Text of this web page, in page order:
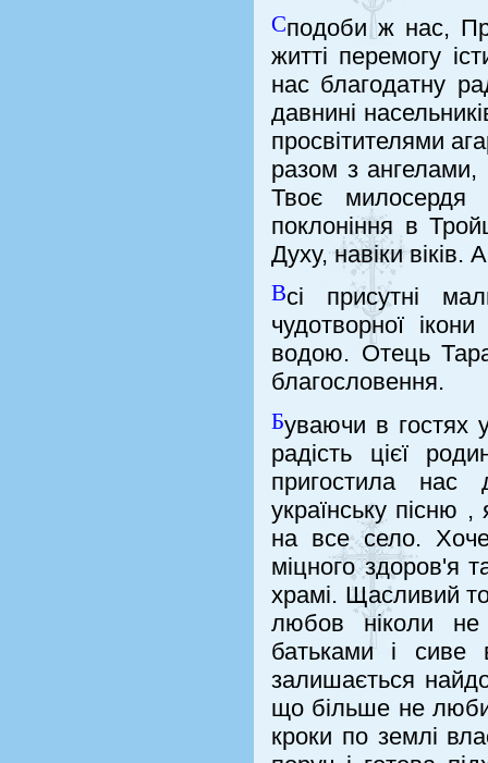
Сподоби ж нас,
житті перемогу
нас благодатну
давнині
просвітителями
разом з ангелами,
Твоє милосердя
поклоніння в
Духу, навіки віків.
Всі присутні
чудотворної
водою. Отець
благословення.
Буваючи в гостях
радість цієї
пригостила нас
українську пісню
на все село.
міцного здоров'я
храмі. Щасливий
любов ніколи не
батьками і сиве
залишається
що більше не
кроки по землі